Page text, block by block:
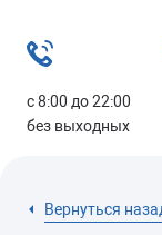
с 8:00 до 22:00
без выходных
Вернуться